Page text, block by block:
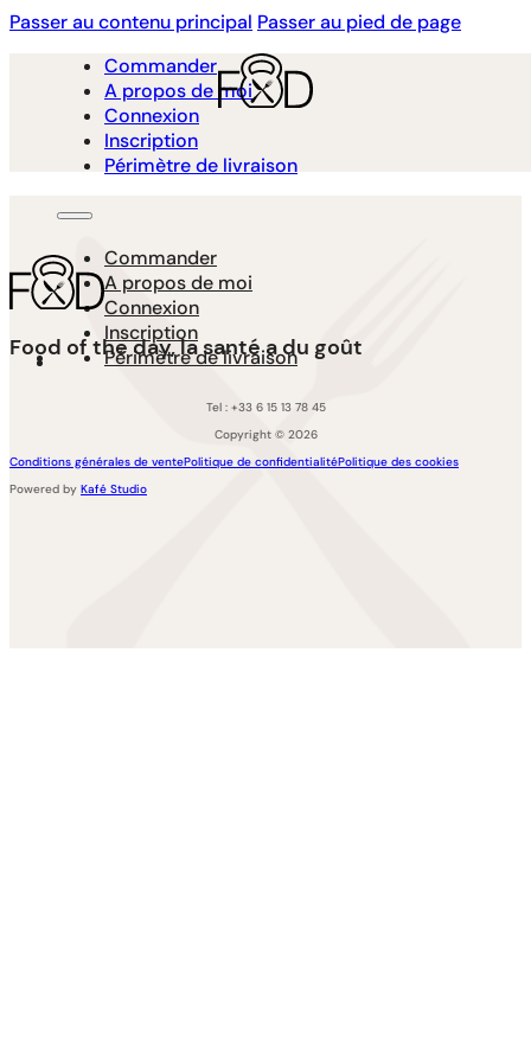
Passer au contenu principal Passer au pied de page
Commander
A propos de moi
Connexion
Inscription
Périmètre de livraison
Commander
A propos de moi
Connexion
Inscription
Périmètre de livraison
Food of the day, la santé a du goût
Tel : +33 6 15 13 78 45
Copyright © 2026
Conditions générales de ventePolitique de confidentialitéPolitique des cookies
Powered by Kafé Studio